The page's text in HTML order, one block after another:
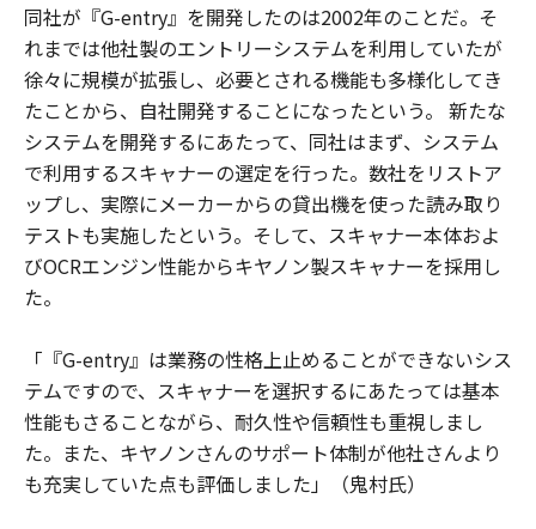
同社が『G-entry』を開発したのは2002年のことだ。そ
れまでは他社製のエントリーシステムを利用していたが
徐々に規模が拡張し、必要とされる機能も多様化してき
たことから、自社開発することになったという。 新たな
システムを開発するにあたって、同社はまず、システム
で利用するスキャナーの選定を行った。数社をリストア
ップし、実際にメーカーからの貸出機を使った読み取り
テストも実施したという。そして、スキャナー本体およ
びOCRエンジン性能からキヤノン製スキャナーを採用し
た。
「『G-entry』は業務の性格上止めることができないシス
テムですので、スキャナーを選択するにあたっては基本
性能もさることながら、耐久性や信頼性も重視しまし
た。また、キヤノンさんのサポート体制が他社さんより
も充実していた点も評価しました」（鬼村氏）